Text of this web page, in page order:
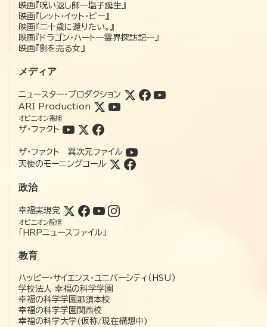
映画『呪い返し師—塩子誕生』
映画『レット・イット・ビー』
映画『二十歳に還りたい。』
映画『ドラゴン・ハート―霊界探訪記―』
映画『影を売る女』
メディア
ニュースター・プロダクション
ARI Production
オピニオン番組
ザ・ファクト
ザ・ファクト 異次元ファイル
天使のモーニングコール
政治
幸福実現党
オピニオン配信
「HRPニュースファイル」
教育
ハッピー・サイエンス・ユニバーシティ（HSU）
学校法人 幸福の科学学園
幸福の科学学園那須本校
幸福の科学学園関西校
幸福の科学大学(仮称/現在構想中)